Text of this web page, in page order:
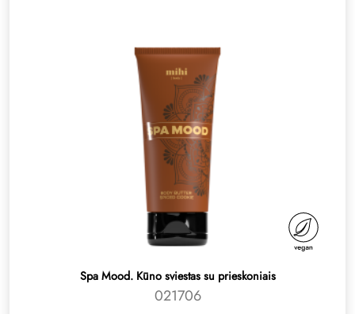
Spa Mood. Kūno sviestas su prieskoniais
021706